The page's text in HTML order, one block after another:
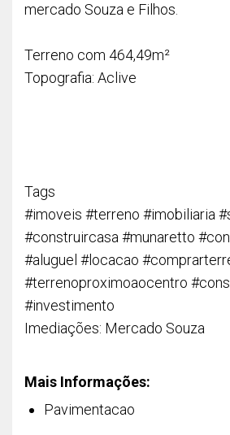
mercado Souza e Filhos.
Terreno com 464,49m²
Topografia: Aclive
Tags
#imoveis #terreno #imobiliaria
#construircasa #munaretto
#aluguel #locacao
#terrenoproximoaocentro
#investimento
Imediações: Mercado Souza
Mais Informações:
Pavimentacao